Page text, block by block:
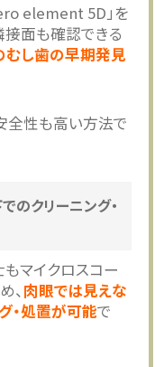
element 5D」を
接面も確認できる
むし歯の早期発見
全性も高い方法で
のクリーニング・
マイクロスコー
、 肉眼では見えな
・処置が可能で